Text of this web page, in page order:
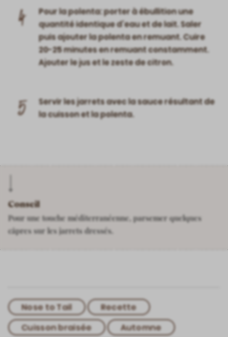
4
Pour la polenta: porter à ébullition une
quantité identique d’eau et de lait. Saler
puis ajouter la polenta en remuant. Cuire
20-25 minutes en remuant constamment.
Ajouter le jus et le zeste de citron.
5
Servir les jarrets avec la sauce résultant de
la cuisson et la polenta.
Conseil
Pour une touche méditerranéenne, parsemer quelques
câpres sur les jarrets dressés.
Nose to Tail
Recette
Cuisson braisée
Automne